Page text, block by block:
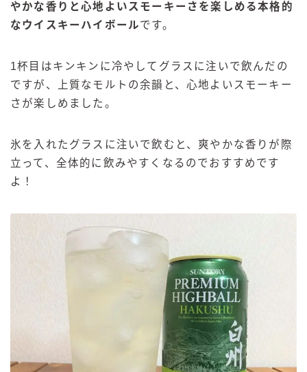
やかな香りと心地よいスモーキーさを楽しめる本格的
なウイスキーハイボールです。
1杯目はキンキンに冷やしてグラスに注いで飲んだの
ですが、上質なモルトの余韻と、心地よいスモーキー
さが楽しめました。
氷を入れたグラスに注いで飲むと、爽やかな香りが際
立って、全体的に飲みやすくなるのでおすすめです
よ！